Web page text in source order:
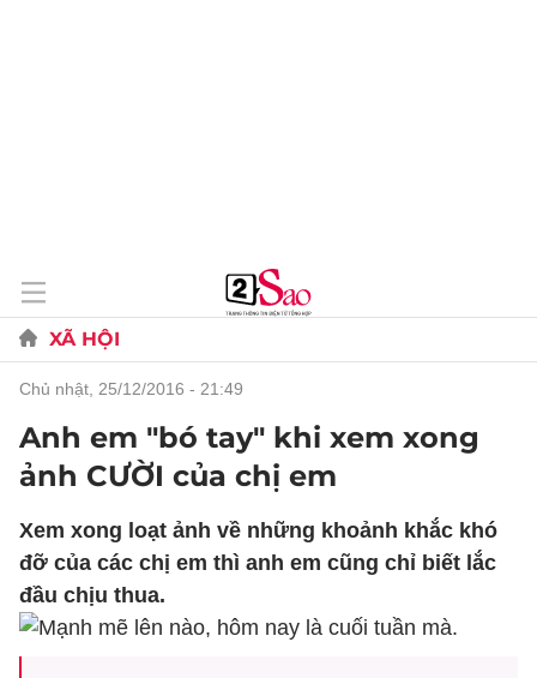
XÃ HỘI
chủ nhật, 25/12/2016 - 21:49
Anh em "bó tay" khi xem xong
ảnh CƯỜI của chị em
Xem xong loạt ảnh về những khoảnh khắc khó
đỡ của các chị em thì anh em cũng chỉ biết lắc
đầu chịu thua.